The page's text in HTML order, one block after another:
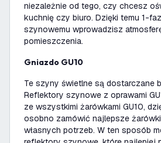
niezależnie od tego, czy chcesz
kuchnię czy biuro. Dzięki temu 1-
szynowemu wprowadzisz
pomieszczenia.
Gniazdo GU10
Te szyny świetlne są dostarczane
Reflektory szynowe z oprawami
ze wszystkimi żarówkami GU10,
osobno zamówić najlepsze żarówki
własnych potrzeb. W ten sposób